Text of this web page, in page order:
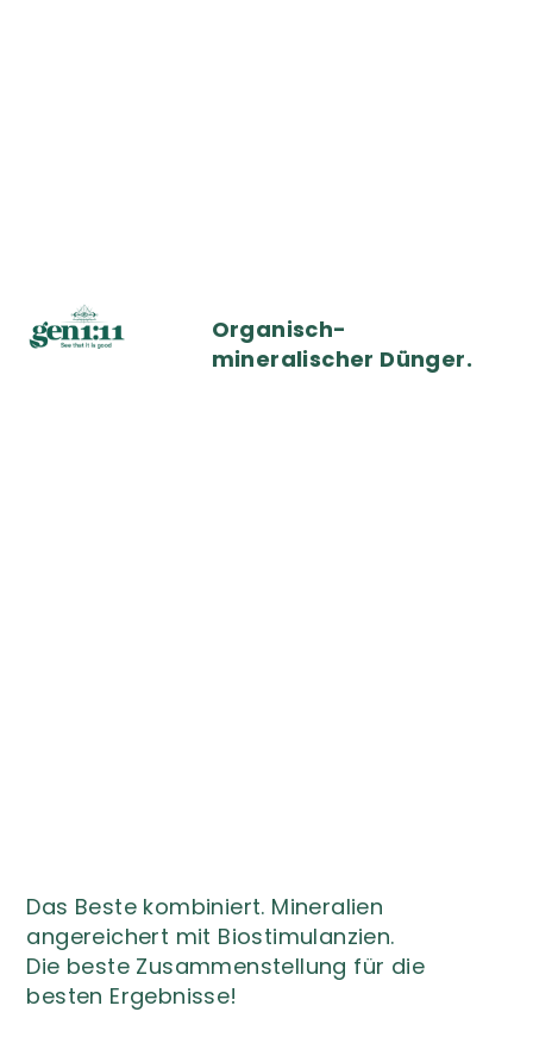
Organisch-
mineralischer Dünger.
Das Beste kombiniert. Mineralien
angereichert mit Biostimulanzien.
Die beste Zusammenstellung für die
besten Ergebnisse!